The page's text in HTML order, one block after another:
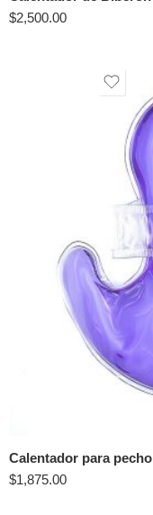
$2,500.00
Calentador para pecho
$1,875.00